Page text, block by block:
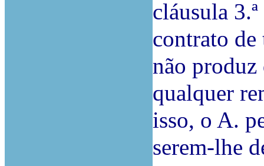
cláusula
contrato
não
qualquer
isso, o A.
serem-lhe